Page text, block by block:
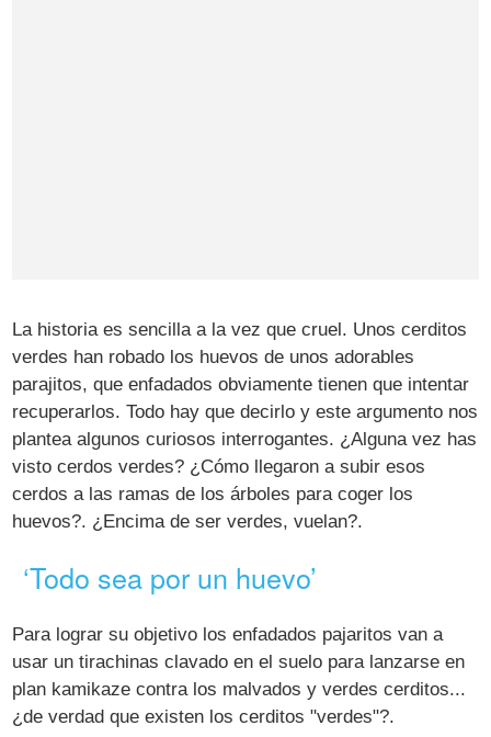
La historia es sencilla a la vez que cruel. Unos cerditos
verdes han robado los huevos de unos adorables
parajitos, que enfadados obviamente tienen que intentar
recuperarlos. Todo hay que decirlo y este argumento nos
plantea algunos curiosos interrogantes. ¿Alguna vez has
visto cerdos verdes? ¿Cómo llegaron a subir esos
cerdos a las ramas de los árboles para coger los
huevos?. ¿Encima de ser verdes, vuelan?.
‘Todo sea por un huevo’
Para lograr su objetivo los enfadados pajaritos van a
usar un tirachinas clavado en el suelo para lanzarse en
plan kamikaze contra los malvados y verdes cerditos...
¿de verdad que existen los cerditos "verdes"?.